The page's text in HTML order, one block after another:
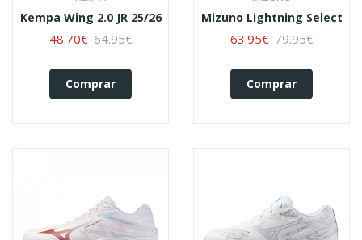
Kempa Wing 2.0 JR 25/26
48.70€ 64.95€
Comprar
Mizuno Lightning Select
63.95€ 79.95€
Comprar